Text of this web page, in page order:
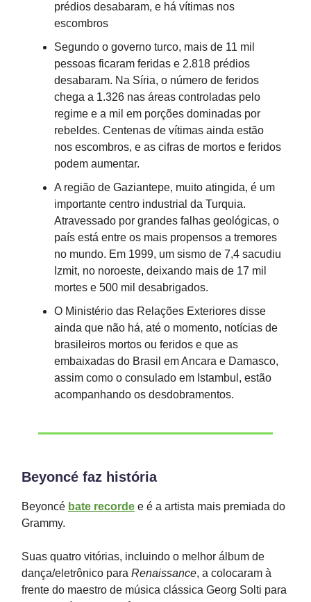
prédios desabaram, e há vítimas nos
escombros
Segundo o governo turco, mais de 11 mil
pessoas ficaram feridas e 2.818 prédios
desabaram. Na Síria, o número de feridos
chega a 1.326 nas áreas controladas pelo
regime e a mil em porções dominadas por
rebeldes. Centenas de vítimas ainda estão
nos escombros, e as cifras de mortos e feridos
podem aumentar.
A região de Gaziantepe, muito atingida, é um
importante centro industrial da Turquia.
Atravessado por grandes falhas geológicas, o
país está entre os mais propensos a tremores
no mundo. Em 1999, um sismo de 7,4 sacudiu
Izmit, no noroeste, deixando mais de 17 mil
mortes e 500 mil desabrigados.
O Ministério das Relações Exteriores disse
ainda que não há, até o momento, notícias de
brasileiros mortos ou feridos e que as
embaixadas do Brasil em Ancara e Damasco,
assim como o consulado em Istambul, estão
acompanhando os desdobramentos.
Beyoncé faz história
Beyoncé bate recorde e é a artista mais premiada do
Grammy.
Suas quatro vitórias, incluindo o melhor álbum de
dança/eletrônico para Renaissance, a colocaram à
frente do maestro de música clássica Georg Solti para